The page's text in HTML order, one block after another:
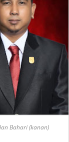
Bahari (kanan)